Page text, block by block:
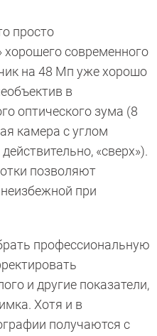
просто
хорошего современного
на 48 Мп уже хорошо
в
оптического зума (8
камера с углом
«сверх»).
позволяют
при
профессиональную
и другие показатели,
Хотя и в
получаются с